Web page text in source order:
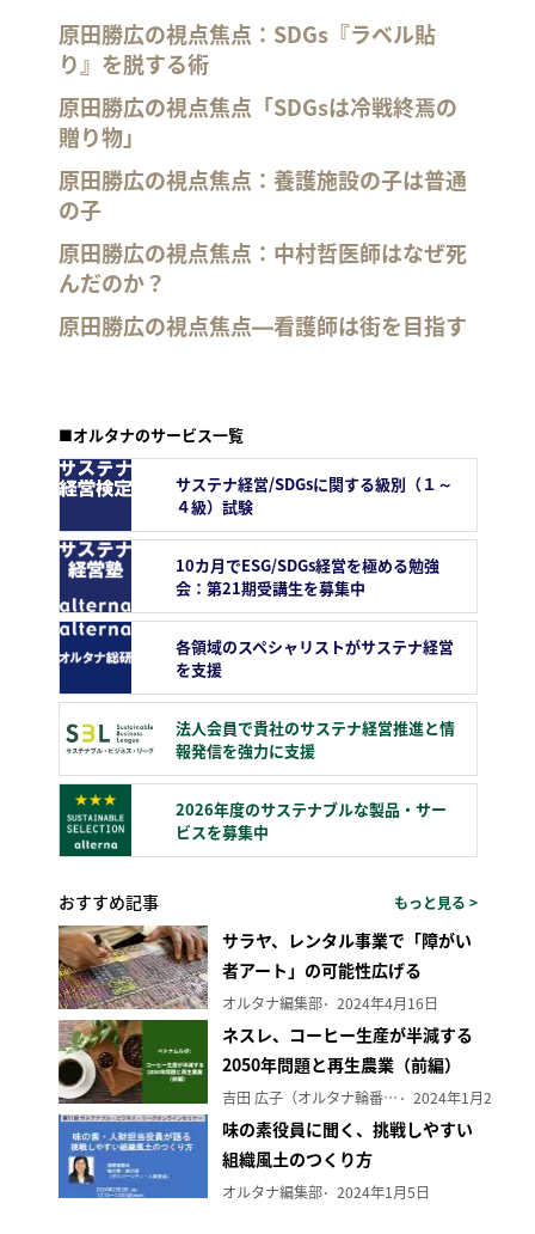
原田勝広の視点焦点：SDGs『ラベル貼
り』を脱する術
原田勝広の視点焦点「SDGsは冷戦終焉の
贈り物」
原田勝広の視点焦点：養護施設の子は普通
の子
原田勝広の視点焦点：中村哲医師はなぜ死
んだのか？
原田勝広の視点焦点―看護師は街を目指す
■オルタナのサービス一覧
サステナ経営/SDGsに関する級別（１～
４級）試験
10カ月でESG/SDGs経営を極める勉強
会：第21期受講生を募集中
各領域のスペシャリストがサステナ経営
を支援
法人会員で貴社のサステナ経営推進と情
報発信を強力に支援
2026年度のサステナブルな製品・サー
ビスを募集中
おすすめ記事 もっと見る >
サラヤ、レンタル事業で「障がい
者アート」の可能性広げる
オルタナ編集部 2024年4月16日
ネスレ、コーヒー生産が半減する
2050年問題と再生農業（前編）
吉田 広子（オルタナ輪番編集長） 2024年1月29日
味の素役員に聞く、挑戦しやすい
組織風土のつくり方
オルタナ編集部 2024年1月5日